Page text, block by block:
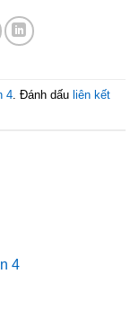
4 . Đánh dấu liên kết
4